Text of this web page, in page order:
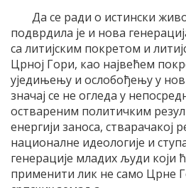
Да се ради о истински
подврдила је и нова
са литијским покретом и
Црној Гори, као највећем
уједињењу и ослобођењу у
значај се не огледа у
оствареним политичким
енергији заноса, стварачакој
националне идеологије и
генерације младих људи који
применити лик не само Црне